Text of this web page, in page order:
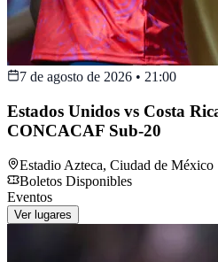
7 de agosto de 2026 • 21:00
Estados Unidos vs Costa
CONCACAF Sub-20
Estadio Azteca, Ciudad de México
Boletos Disponibles
Eventos
Ver lugares